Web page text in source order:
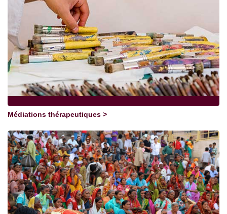
Médiations thérapeutiques >